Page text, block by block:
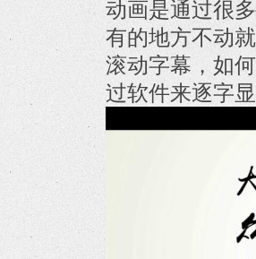
动画是通过很
有的地方不动
滚动字幕，如
过软件来逐字